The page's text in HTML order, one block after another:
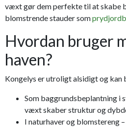
væxt gør dem perfekte til at skabe
blomstrende stauder som
Hvordan bruger
haven?
Kongelys er utroligt alsidigt og kan
Som baggrundsbeplantning i
væxt skaber struktur og
I naturhaver og blomstereng